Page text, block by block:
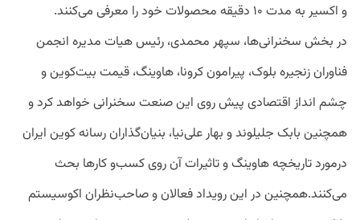
و اکسیر به مدت ۱۰ دقیقه محصولات خود را معرفی می‌کنند.
در بخش سخنرانی‌ها، سپهر محمدی، رئیس هیات مدیره انجمن
فناوران زنجیره بلوک، پیرامون کرونا، هاوینگ، قیمت بیت‌کوین و
چشم انداز اقتصادی پیش روی این صنعت سخنرانی خواهد کرد و
همچنین بابک جلیلوند و بهار علی‌نیا، بنیان‌گذاران رسانه کوین ایران
درمورد تاریخچه هاوینگ و تاثیرات آن روی کسب‌و کارها بحث
می‌کنند.همچنین در این رویداد فعالان و صاحب‌نظران اکوسیستم